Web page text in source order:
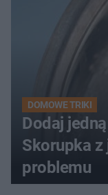
DOMOWE TRIKI
Dodaj
Skorupka z
problemu